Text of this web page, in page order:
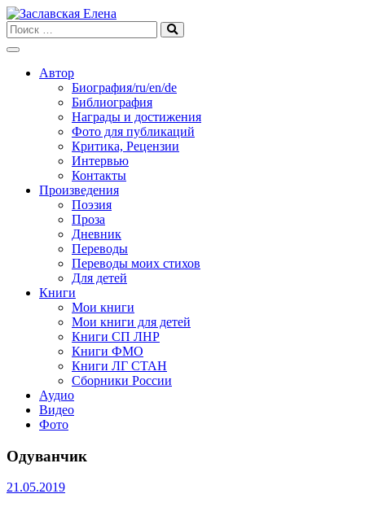
Skip
to
content
Автор
Биография/ru/en/de
Библиография
Награды и достижения
Фото для публикаций
Критика, Рецензии
Интервью
Контакты
Произведения
Поэзия
Проза
Дневник
Переводы
Переводы моих стихов
Для детей
Книги
Мои книги
Мои книги для детей
Книги СП ЛНР
Книги ФМО
Книги ЛГ СТАН
Сборники России
Аудио
Видео
Фото
Одуванчик
21.05.2019